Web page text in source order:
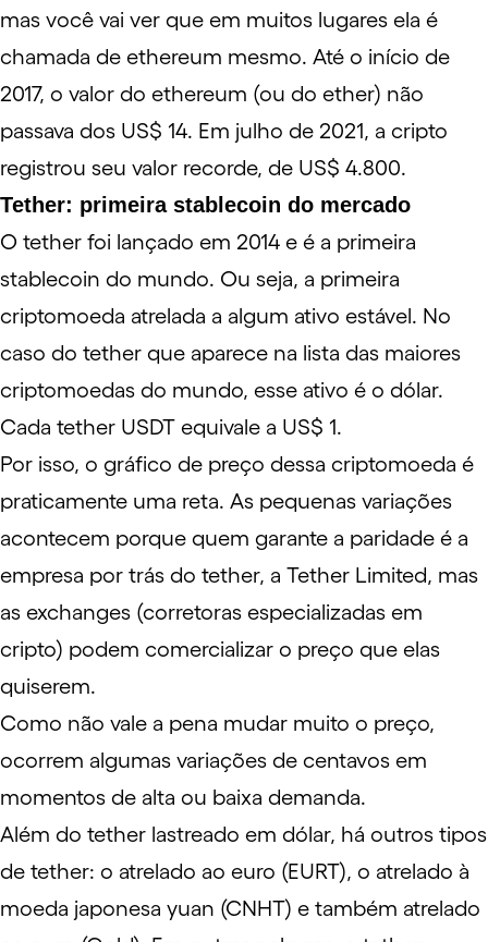
mas você vai ver que em muitos lugares ela é
chamada de ethereum mesmo. Até o início de
2017, o valor do ethereum (ou do ether) não
passava dos US$ 14. Em julho de 2021, a cripto
registrou seu valor recorde, de US$ 4.800.
Tether: primeira stablecoin do mercado
O tether foi lançado em 2014 e é a primeira
stablecoin do mundo. Ou seja, a primeira
criptomoeda atrelada a algum ativo estável. No
caso do tether que aparece na lista das maiores
criptomoedas do mundo, esse ativo é o dólar.
Cada tether USDT equivale a US$ 1.
Por isso, o gráfico de preço dessa criptomoeda é
praticamente uma reta. As pequenas variações
acontecem porque quem garante a paridade é a
empresa por trás do tether, a Tether Limited, mas
as exchanges (corretoras especializadas em
cripto) podem comercializar o preço que elas
quiserem.
Como não vale a pena mudar muito o preço,
ocorrem algumas variações de centavos em
momentos de alta ou baixa demanda.
Além do tether lastreado em dólar, há outros tipos
de tether: o atrelado ao euro (EURT), o atrelado à
moeda japonesa yuan (CNHT) e também atrelado